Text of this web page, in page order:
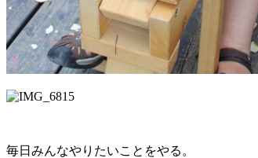
毎日みんなやりたいことをやる。